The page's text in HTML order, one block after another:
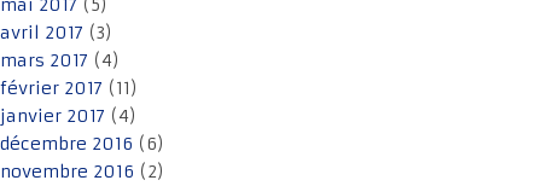
mai 2017 (5)
avril 2017 (3)
mars 2017 (4)
février 2017 (11)
janvier 2017 (4)
décembre 2016 (6)
novembre 2016 (2)